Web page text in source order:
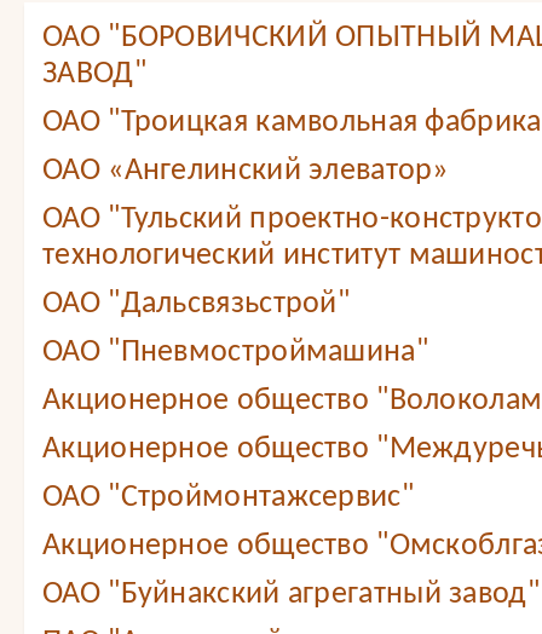
ОАО "БОРОВИЧСКИЙ ОПЫТНЫЙ
ЗАВОД"
ОАО "Троицкая камвольная
ОАО «Ангелинский элеватор»
ОАО "Тульский проектно-
технологический институт
ОАО "Дальсвязьстрой"
ОАО "Пневмостроймашина"
Акционерное общество
Акционерное общество
ОАО "Строймонтажсервис"
Акционерное общество
ОАО "Буйнакский агрегатный завод"